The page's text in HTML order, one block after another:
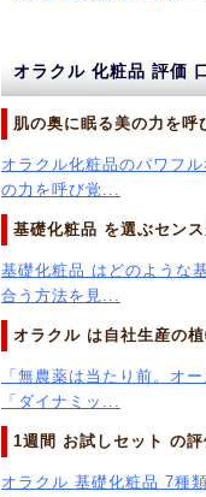
オラクル 化粧品 評価
肌の奥に眠る美の力を呼
オラクル化粧品のパワフ
の力を呼び覚...
基礎化粧品 を選ぶセン
基礎化粧品 はどのような
合う方法を見...
オラクル は自社生産の
「無農薬は当たり前。オ
「ダイナミッ...
1週間 お試しセット の
オラクル 基礎化粧品 7種